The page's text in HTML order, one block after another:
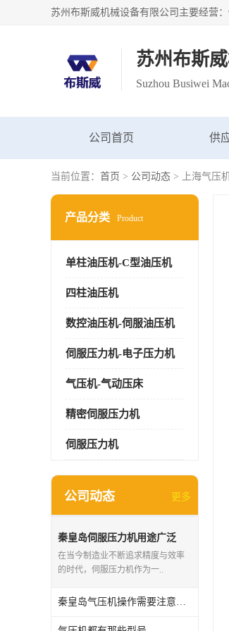
苏州布斯
Suzhou Busiwei
公司首页 供
当前位置： 首页 > 公司动态 > 上海气压
产品分类 Product
单柱油压机-C型油压机
四柱油压机
数控油压机-伺服油压机
伺服压力机-电子压力机
气压机-气动压床
精密伺服压力机
伺服压力机
公司动态 更多
秦皇岛伺服压力机用途广泛
在当今制造业不断追求精度与效率
的时代，伺服压力机作为一..
秦皇岛气压机操作需要注意些什么